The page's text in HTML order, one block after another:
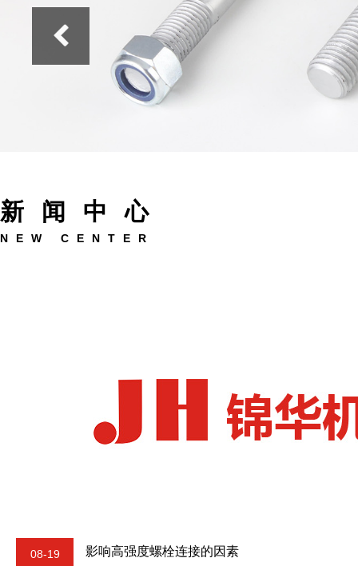
新闻中心
NEW CENTER
08-19 影响高强度螺栓连接的因素